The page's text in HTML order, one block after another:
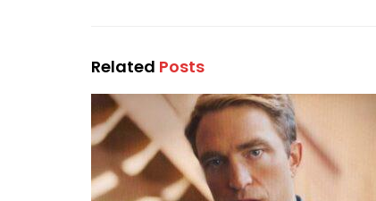
Related Posts